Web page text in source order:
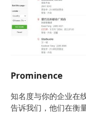
Prominence
知名度与你的企业在
告诉我们，他们在衡